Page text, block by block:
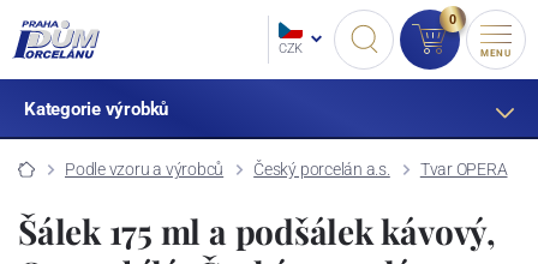
CZK
0
MENU
Kategorie výrobků
Podle vzoru a výrobců Český porcelán a.s. Tvar OPERA
Šálek 175 ml a podšálek kávový,